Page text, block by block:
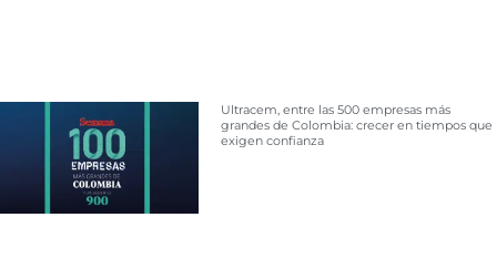
Ultracem, entre las 500 empresas más
grandes de Colombia: crecer en tiempos que
exigen confianza